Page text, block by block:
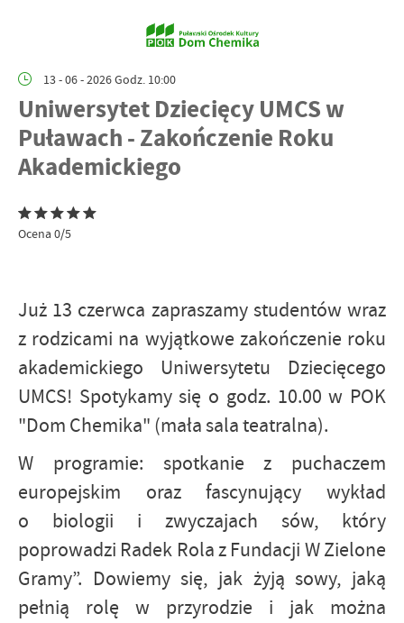
13 - 06 - 2026 Godz. 10:00
Uniwersytet Dziecięcy UMCS w
Puławach - Zakończenie Roku
Akademickiego
Ocena 0/5
Już 13 czerwca zapraszamy studentów wraz
z rodzicami na wyjątkowe zakończenie roku
akademickiego Uniwersytetu Dziecięcego
UMCS! Spotykamy się o godz. 10.00 w POK
"Dom Chemika" (mała sala teatralna).
W programie: spotkanie z puchaczem
europejskim oraz fascynujący wykład
o biologii i zwyczajach sów, który
poprowadzi Radek Rola z Fundacji W Zielone
Gramy”. Dowiemy się, jak żyją sowy, jaką
pełnią rolę w przyrodzie i jak można